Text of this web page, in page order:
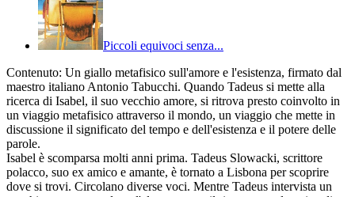
Piccoli equivoci senza...
Contenuto: Un giallo metafisico sull'amore e l'esistenza, firmato dal
maestro italiano Antonio Tabucchi. Quando Tadeus si mette alla
ricerca di Isabel, il suo vecchio amore, si ritrova presto coinvolto in
un viaggio metafisico attraverso il mondo, un viaggio che mette in
discussione il significato del tempo e dell'esistenza e il potere delle
parole.
Isabel è scomparsa molti anni prima. Tadeus Slowacki, scrittore
polacco, suo ex amico e amante, è tornato a Lisbona per scoprire
dove si trovi. Circolano diverse voci. Mentre Tadeus intervista un